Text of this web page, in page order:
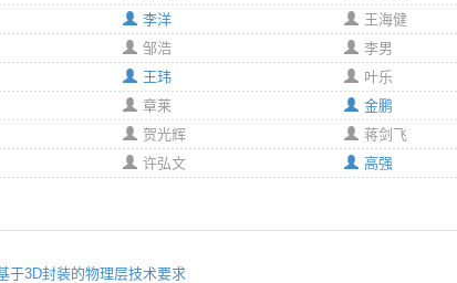
李洋
王海健
邹浩
李男
王玮
叶乐
章莱
金鹏
贺光辉
蒋剑飞
许弘文
高强
于3D封装的物理层技术要求